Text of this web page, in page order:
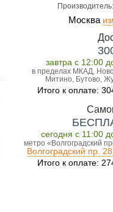
Производитель:
Москва
завтра с 12:00
в пределах МКАД,
Митино, Бутово,
Итого к оплате:
сегодня с 11:00
метро «Волгоградский
Волгоградский пр.
Итого к оплате: